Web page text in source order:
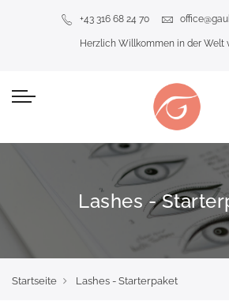
+43 316 68 24 70
Herzlich Willkommen in der Welt
Lashes -
Startseite Lashes - Starterpaket